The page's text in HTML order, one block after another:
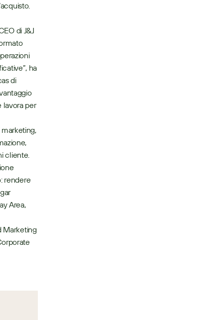
di J&J
ha
di
lavora per
cliente.
rendere
Area,
Marketing